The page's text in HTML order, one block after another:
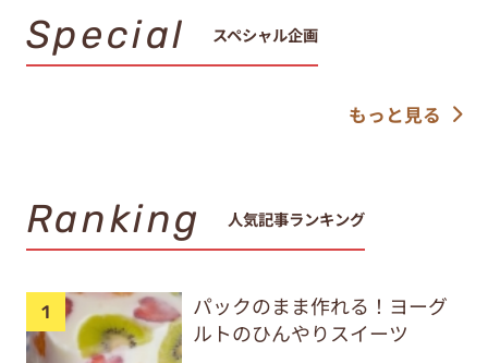
Special スペシャル企画
もっと見る
Ranking 人気記事ランキング
パックのまま作れる！ヨーグ
ルトのひんやりスイーツ